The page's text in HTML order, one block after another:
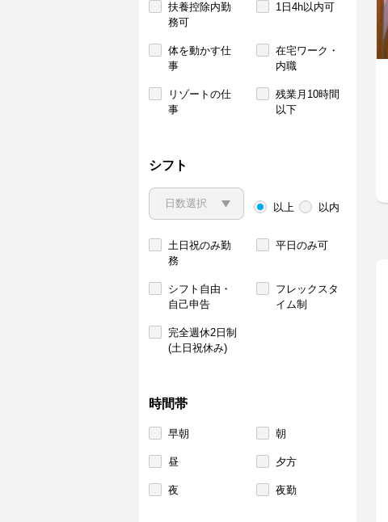
扶養控除内勤
務可
1日4h以内可
体を動かす仕
事
在宅ワーク・
内職
リゾートの仕
事
残業月10時間
以下
シフト
以上 以内
土日祝のみ勤
務
平日のみ可
シフト自由・
自己申告
フレックスタ
イム制
完全週休2日制
(土日祝休み)
時間帯
早朝 朝
昼 夕方
夜 夜勤